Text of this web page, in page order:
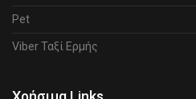
Pet
Viber Ταξί Ερμής